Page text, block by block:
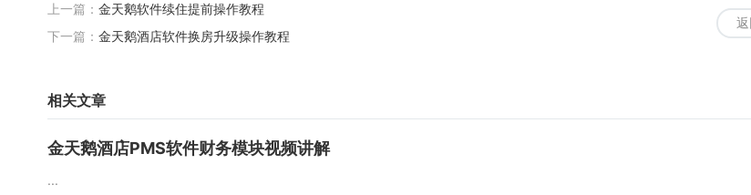
上一篇： 金天鹅软件续住提前操作教程
下一篇： 金天鹅酒店软件换房升级操作教程
相关文章
金天鹅酒店PMS软件财务模块视频讲解
...